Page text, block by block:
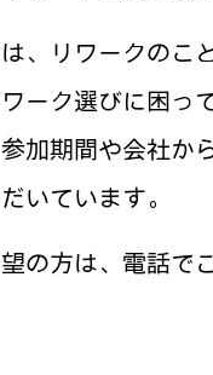
、リワークのこ
ーク選びに困っ
加期間や会社か
いています。
の方は、電話で